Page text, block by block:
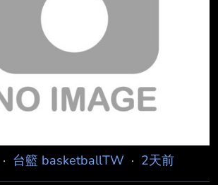
還算準確，沒有丟工作的臉XD 一、
的合約為僱傭契約 法院將大聖與攻
(下稱系爭契約)定性成僱傭契約 判決
其實他們的合約名稱是「委任契約」
為，契約內容有約定按月給付的薪
該遵從 的管理規則、出勤
· 台籃 basketballTW · 2天前